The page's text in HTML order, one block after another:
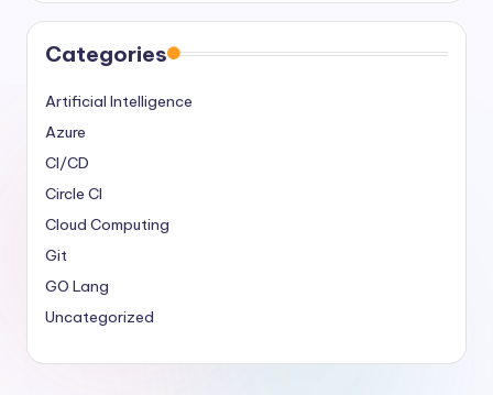
Categories
Artificial Intelligence
Azure
CI/CD
Circle CI
Cloud Computing
Git
GO Lang
Uncategorized